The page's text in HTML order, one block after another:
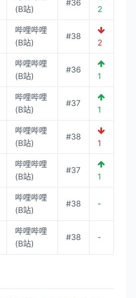
(B站)
#36
2
哔哩哔哩
(B站)
#38
2
哔哩哔哩
(B站)
#36
1
哔哩哔哩
(B站)
#37
1
哔哩哔哩
(B站)
#38
1
哔哩哔哩
(B站)
#37
1
哔哩哔哩
(B站)
#38 -
哔哩哔哩
(B站)
#38 -